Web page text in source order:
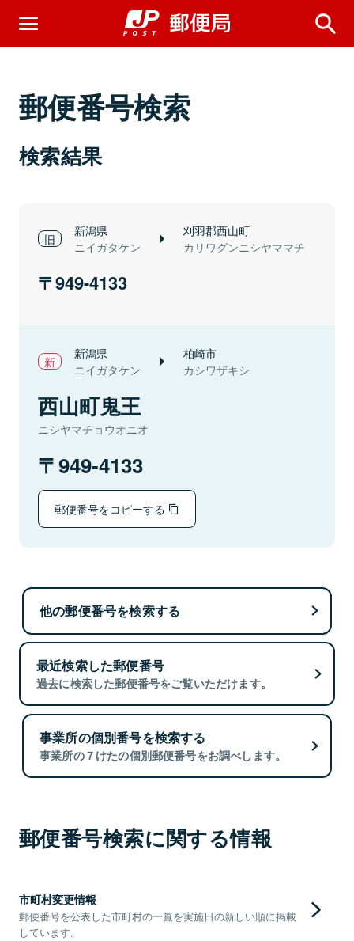
郵便番号検索
検索結果
新潟県
ニイガタケン
刈羽郡西山町
カリワグンニシヤママチ
949-4133
新潟県
ニイガタケン
柏崎市
カシワザキシ
西山町鬼王
ニシヤマチョウオニオ
949-4133
郵便番号をコピーする
他の郵便番号を検索する
最近検索した郵便番号
過去に検索した郵便番号をご覧いただけます。
事業所の個別番号を検索する
事業所の７けたの個別郵便番号をお調べします。
郵便番号検索に関する情報
市町村変更情報
郵便番号を公表した市町村の一覧を実施日の新しい順に掲載
しています。